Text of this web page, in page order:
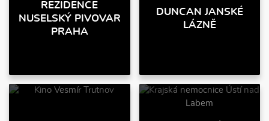
REZIDENCE
NUSELSKÝ PIVOVAR
PRAHA
DUNCAN JANSKÉ
LÁZNĚ